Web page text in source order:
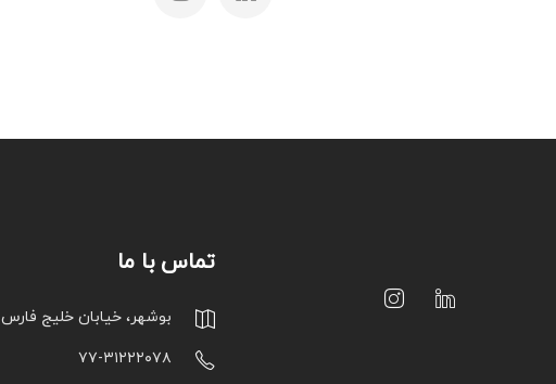
تماس با ما
بوشهر، خیابان خلیج فارس
۷۷-۳۱۲۲۲۰۷۸